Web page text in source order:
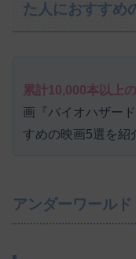
た人におすすめ
累計10,000本以上
画『バイオハザー
すめの映画5選を紹
アンダーワールド